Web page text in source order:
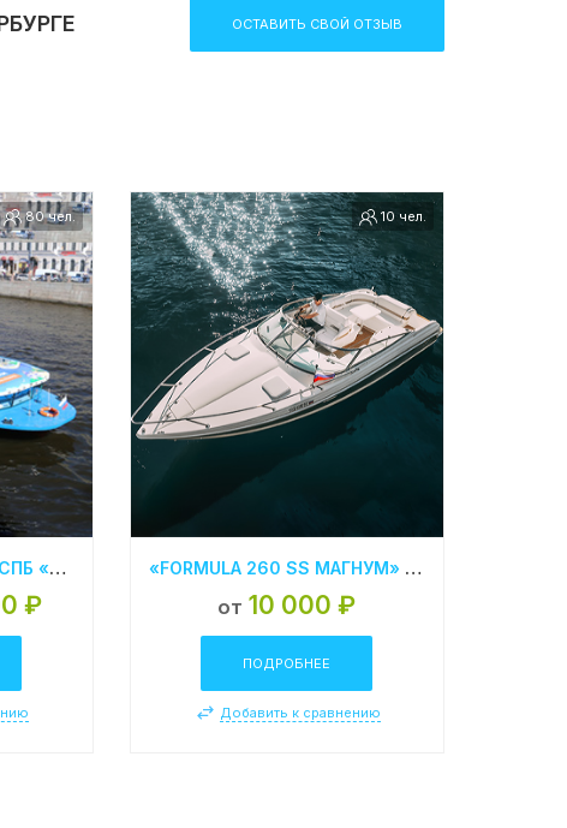
ОСТАВИТЬ СВОЙ ОТЗЫВ
80 чел.
АРЕНДА ТЕПЛОХОДА В СПБ «КРОНВЕРКА»
₽
10 чел.
«FORMULA 260 SS МАГНУМ» АРЕНДА КАТЕРА В СПБ
от 10 000 ₽
ПОДРОБНЕЕ
Добавить к сравнению